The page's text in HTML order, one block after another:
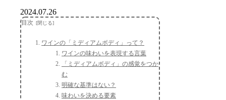
2024.07.26
目次
ワインの「ミディアムボディ」って？
ワインの味わいを表現する言葉
「ミディアムボディ」の感覚をつか
む
明確な基準はない？
味わいを決める要素